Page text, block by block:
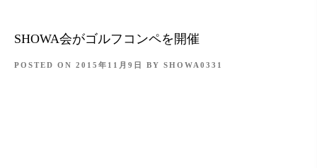
SHOWA会がゴルフコンペを開催
POSTED ON 2015年11月9日 BY SHOWA0331